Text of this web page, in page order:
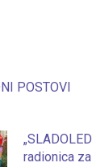
POSTOVI
radionica